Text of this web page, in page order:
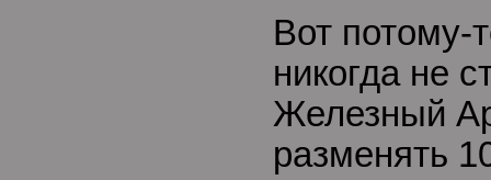
Вот потому-
никогда не
Железный
разменять